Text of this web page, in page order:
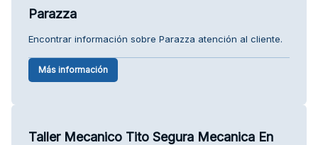
Parazza
Encontrar información sobre Parazza atención al cliente.
Más información
Taller Mecanico Tito Segura Mecanica En